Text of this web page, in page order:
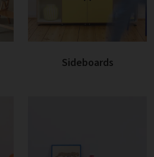
Sideboards